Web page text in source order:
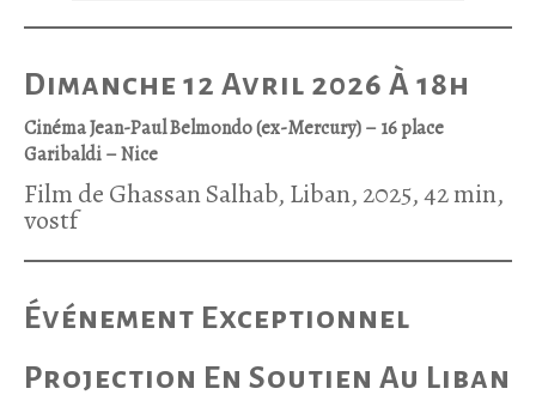
Dimanche 12 Avril 2026 À 18h
Cinéma Jean-Paul Belmondo (ex-Mercury) – 16 place
Garibaldi – Nice
Film de Ghassan Salhab, Liban, 2025, 42 min,
vostf
Événement Exceptionnel
Projection En Soutien Au Liban